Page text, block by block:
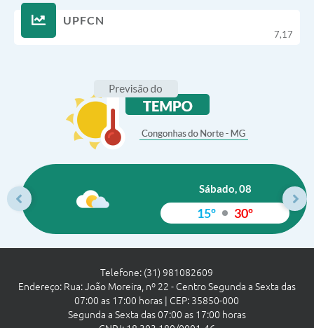
UPFCN
7,17
Sábado, 08
15º 30º
Telefone: (31) 981082609
Endereço: Rua: João Moreira, nº 22 - Centro Segunda a Sexta das
07:00 as 17:00 horas | CEP: 35850-000
Segunda a Sexta das 07:00 as 17:00 horas